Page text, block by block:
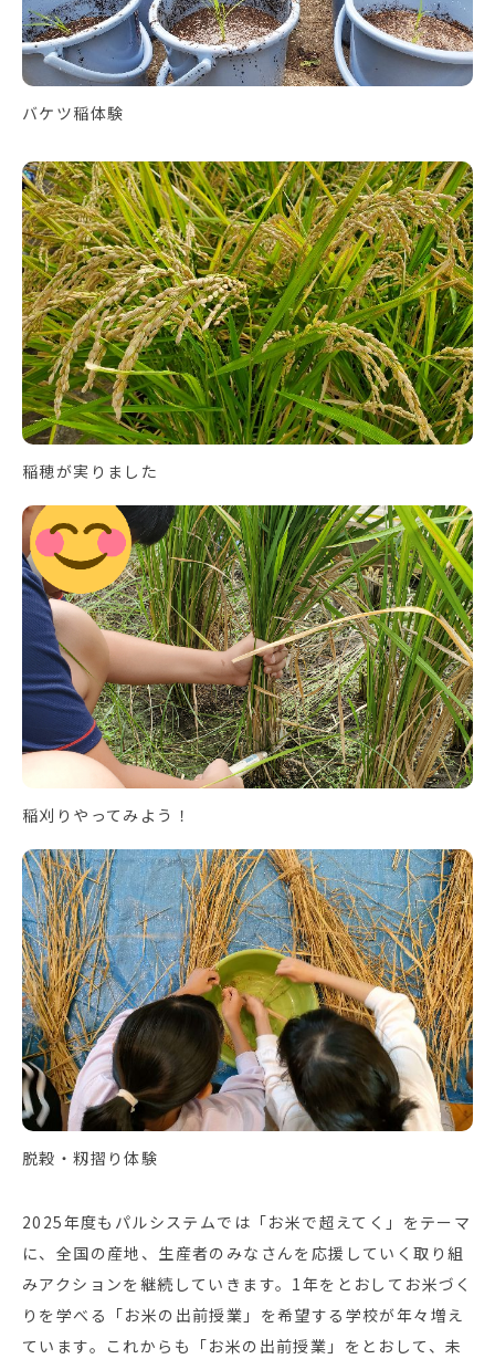
バケツ稲体験
稲穂が実りました
稲刈りやってみよう！
脱穀・籾摺り体験
2025年度もパルシステムでは「お米で超えてく」をテーマ
に、全国の産地、生産者のみなさんを応援していく取り組
みアクションを継続していきます。1年をとおしてお米づく
りを学べる「お米の出前授業」を希望する学校が年々増え
ています。これからも「お米の出前授業」をとおして、未